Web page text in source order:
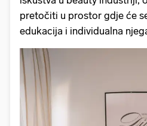
pretočiti u prostor gdje će
edukacija i individualna